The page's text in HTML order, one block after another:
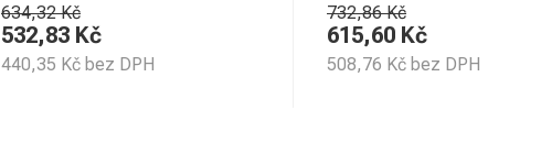
634,32 Kč
532,83 Kč
440,35 Kč bez DPH
732,86 Kč
615,60 Kč
508,76 Kč bez DPH